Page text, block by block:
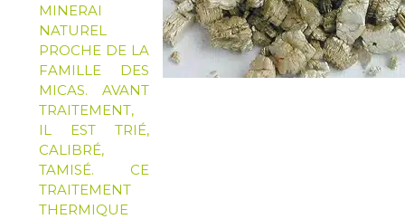
MINERAI
NATUREL
PROCHE DE LA
FAMILLE DES
MICAS. AVANT
TRAITEMENT,
IL EST TRIÉ,
CALIBRÉ,
TAMISÉ. CE
TRAITEMENT
THERMIQUE